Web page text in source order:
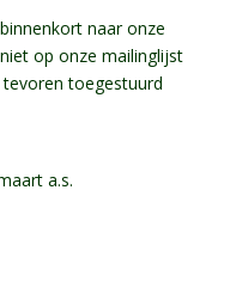
naar onze
op onze mailinglijst
toegestuurd
a.s.